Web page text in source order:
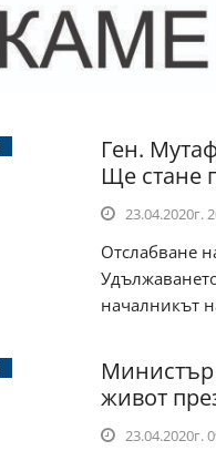
Ген.
Ще стане
23.04.2020г.
Отслабване
началникът
Министър
живот
23.04.2020г.